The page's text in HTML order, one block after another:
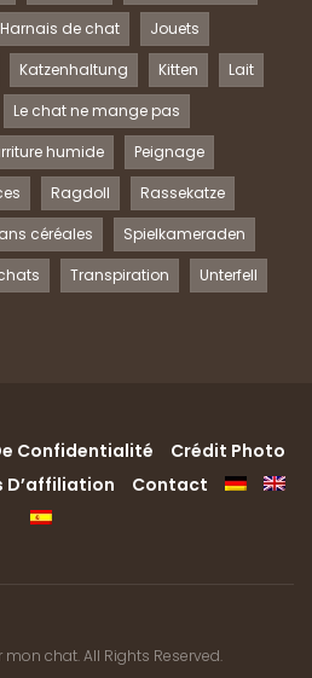
Harnais de chat
Jouets
Katzenhaltung Kitten
Lait
Le chat ne mange pas
humide
Peignage
Ragdoll
Rassekatze
céréales
Spielkameraden
Transpiration
Unterfell
Confidentialité
Crédit Photo
D’affiliation Contact
chat. All Rights Reserved.